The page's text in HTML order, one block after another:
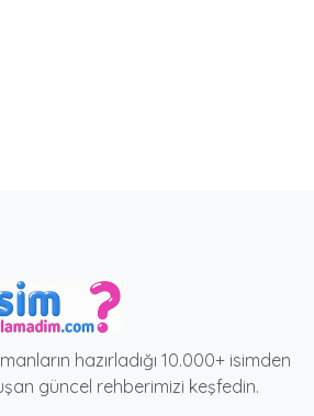
hazırladığı 10.000+ isimden
güncel rehberimizi keşfedin.